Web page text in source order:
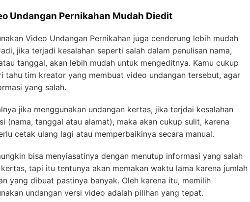
Undangan Pernikahan Mudah Diedit
Video Undangan Pernikahan juga cenderung lebih mudah
jika terjadi kesalahan seperti salah dalam penulisan nama,
tanggal, akan lebih mudah untuk mengeditnya. Kamu cukup
tahu tim kreator yang membuat video undangan tersebut, agar
yang salah.
jika menggunakan undangan kertas, jika terjdai kesalahan
(nama, tanggal atau alamat), maka akan cukup sulit, karena
cetak ulang lagi atau memperbaikinya secara manual.
bisa menyiasatinya dengan menutup informasi yang salah
tapi itu tentunya akan memakan waktu lama karena jumlah
yang dibuat pastinya banyak. Oleh karena itu, memilih
undangan versi video adalah pilihan yang tepat.